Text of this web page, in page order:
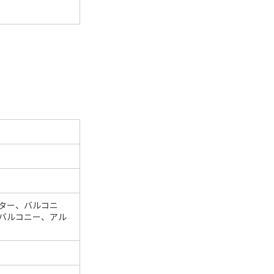
ー、バルコニ
ルコニー、アル